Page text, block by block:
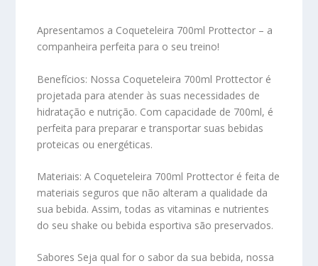
Apresentamos a Coqueteleira 700ml Prottector – a
companheira perfeita para o seu treino!
Benefícios: Nossa Coqueteleira 700ml Prottector é
projetada para atender às suas necessidades de
hidratação e nutrição. Com capacidade de 700ml, é
perfeita para preparar e transportar suas bebidas
proteicas ou energéticas.
Materiais: A Coqueteleira 700ml Prottector é feita de
materiais seguros que não alteram a qualidade da
sua bebida. Assim, todas as vitaminas e nutrientes
do seu shake ou bebida esportiva são preservados.
Sabores Seja qual for o sabor da sua bebida, nossa